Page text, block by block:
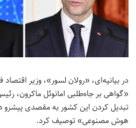
در بیانیه‌ای، «رولان لسور»، وزیر اقتصاد
«گواهی بر جاه‌طلبی امانوئل ماکرون،
تبدیل کردن این کشور به مقصدی پیشرو
هوش مصنوعی» توصیف کرد.